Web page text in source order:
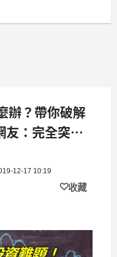
辦？帶你破解
友：完全突破
12-17 10:19
收藏